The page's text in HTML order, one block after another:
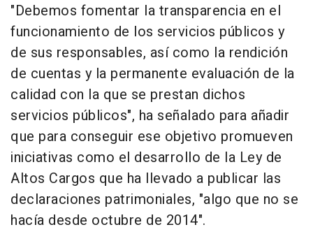
"Debemos fomentar la transparencia en el
funcionamiento de los servicios públicos y
de sus responsables, así como la rendición
de cuentas y la permanente evaluación de la
calidad con la que se prestan dichos
servicios públicos", ha señalado para añadir
que para conseguir ese objetivo promueven
iniciativas como el desarrollo de la Ley de
Altos Cargos que ha llevado a publicar las
declaraciones patrimoniales, "algo que no se
hacía desde octubre de 2014".